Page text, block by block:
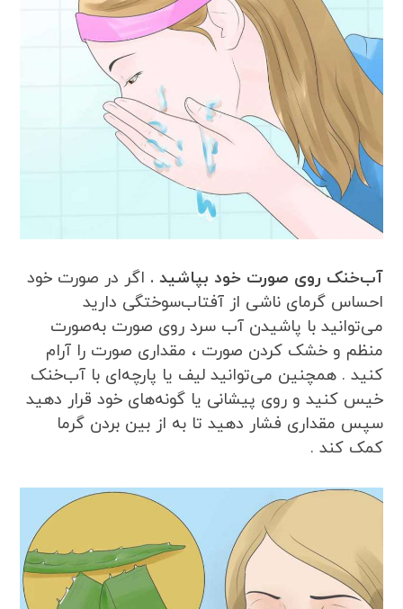
آب‌خنک روی صورت خود بپاشید . اگر در صورت خود
احساس گرمای ناشی از آفتاب‌سوختگی دارید
می‌توانید با پاشیدن آب سرد روی صورت به‌صورت
منظم و خشک کردن صورت ، مقداری صورت را آرام
کنید . همچنین می‌توانید لیف یا پارچه‌ای با آب‌خنک
خیس کنید و روی پیشانی یا گونه‌های خود قرار دهید
سپس مقداری فشار دهید تا به از بین بردن گرما
کمک کند .